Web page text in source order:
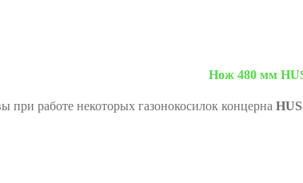
Нож 480 мм
при работе некоторых газонокосилок концерна